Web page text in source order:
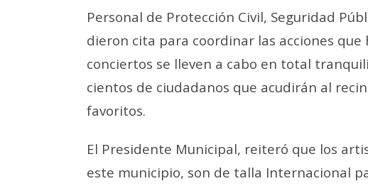
Personal de Protección Civil, Seguridad
dieron cita para coordinar las acciones
conciertos se lleven a cabo en total
cientos de ciudadanos que acudirán al
favoritos.
El Presidente Municipal, reiteró que los
este municipio, son de talla Internacional